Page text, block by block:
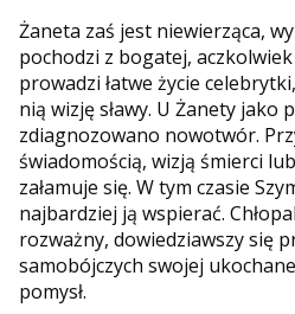
Żaneta zaś jest niewierząca,
pochodzi z bogatej,
prowadzi łatwe życie
nią wizję sławy. U Żanety jako
zdiagnozowano nowotwór.
świadomością, wizją śmierci
załamuje się. W tym czasie
najbardziej ją wspierać.
rozważny, dowiedziawszy się
samobójczych swojej
pomysł.